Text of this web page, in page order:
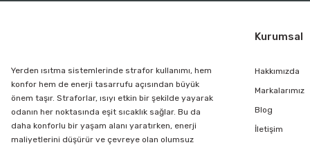
Yerden ısıtma sistemlerinde strafor kullanımı, hem
konfor hem de enerji tasarrufu açısından büyük
önem taşır. Straforlar, ısıyı etkin bir şekilde yayarak
odanın her noktasında eşit sıcaklık sağlar. Bu da
daha konforlu bir yaşam alanı yaratırken, enerji
maliyetlerini düşürür ve çevreye olan olumsuz
Kurumsal
Hakkımızda
Markalarımız
Blog
İletişim